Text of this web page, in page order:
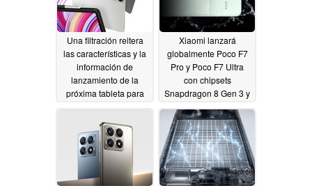
Una filtración reitera
las características y la
información de
lanzamiento de la
próxima tableta para
02/19/2025
Xiaomi lanzará
globalmente Poco F7
Pro y Poco F7 Ultra
con chipsets
Snapdragon 8 Gen 3 y
01/14/2025